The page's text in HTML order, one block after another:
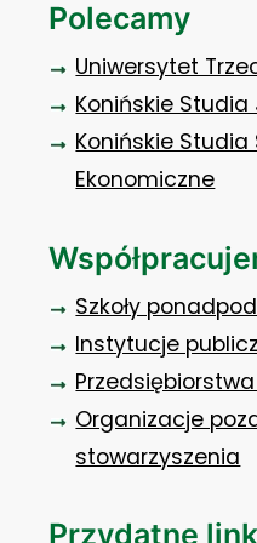
Polecamy
Uniwersytet
Konińskie Studia
Konińskie Studia
Ekonomiczne
Szkoły
Instytucje
Organizacje
stowarzyszenia
Przydatne